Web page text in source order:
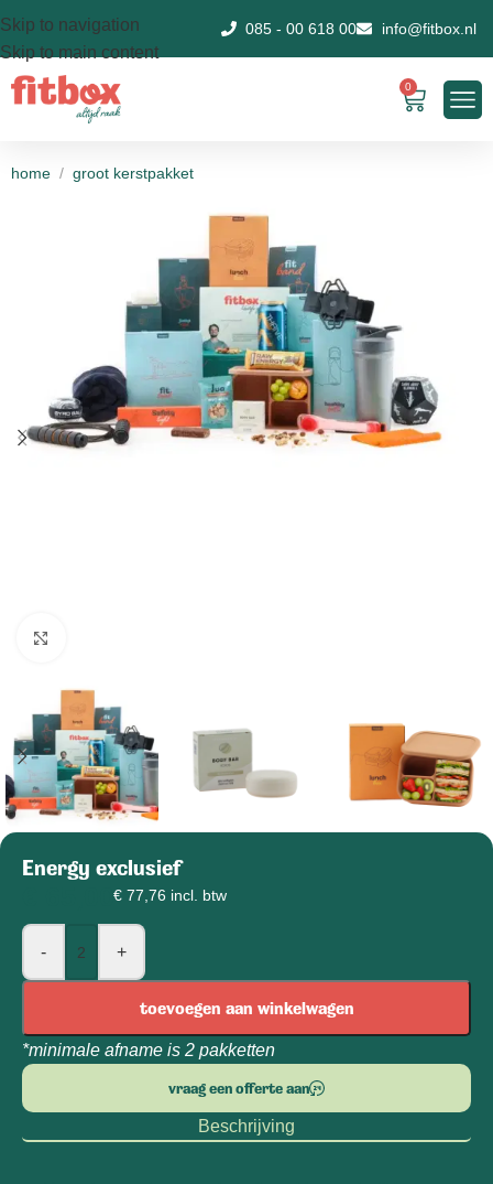
Skip to navigation
Skip to main content
085 - 00 618 00 info@fitbox.nl
0
home / groot kerstpakket
Energy exclusief
65,00€77,76 incl. btw
- +
toevoegen aan winkelwagen
*minimale afname is 2 pakketten
vraag een offerte aan
Beschrijving